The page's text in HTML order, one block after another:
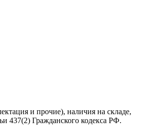
и прочие), наличия на складе,
437(2) Гражданского кодекса РФ.